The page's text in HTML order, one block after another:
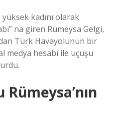
kadını olarak
na giren Rumeysa Gelgi,
Türk Havayolunun bir
medya hesabı ile uçuşu